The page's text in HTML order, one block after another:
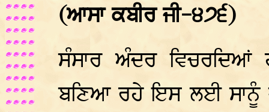
(ਆਸਾ ਕਬੀਰ ਜੀ-੪੭੬)
ਸੰਸਾਰ ਅੰਦਰ ਵਿਚਰਦਿਆਂ
ਬਣਿਆ ਰਹੇ ਇਸ ਲਈ ਸਾਨੂੰ